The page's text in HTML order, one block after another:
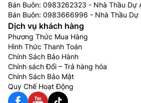
Bán Buôn: 0983262323 - Nhà Thầu Dự
Bán Buôn: 0983666996 - Nhà Thầu Dự
Dịch vụ khách hàng
Phương Thức Mua Hàng
Hình Thức Thanh Toán
Chính Sách Bảo Hành
Chính sách Đổi – Trả hàng hóa
Chính Sách Bảo Mật
Quy Chế Hoạt Động